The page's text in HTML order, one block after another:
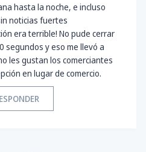
hasta la noche, e incluso
noticias fuertes
era terrible! No pude cerrar
segundos y eso me llevó a
les gustan los comerciantes
en lugar de comercio.